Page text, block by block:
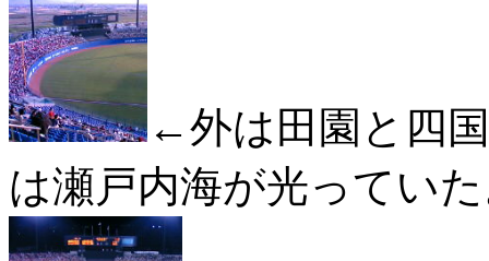
←外は田園と四
は瀬戸内海が光ってい